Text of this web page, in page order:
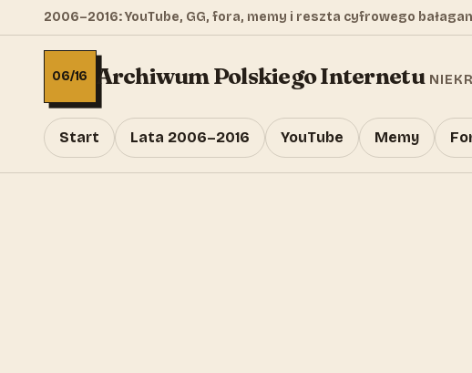
2006–2016: YouTube, GG, fora, memy i reszta cyfrowego
06/16 Archiwum Polskiego Internetu
Start Lata 2006–2016 YouTube Memy